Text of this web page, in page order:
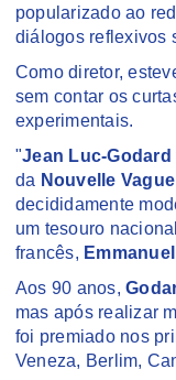
popularizado ao
diálogos reflexivos
Como diretor,
sem contar os
experimentais.
"Jean Luc-Godard
da Nouvelle Vague
decididamente
um tesouro
francês,
Aos 90 anos,
mas após realizar
foi premiado nos
Veneza, Berlim,